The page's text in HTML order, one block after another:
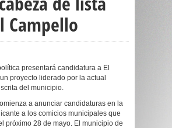
Campello
presentará candidatura a El
proyecto liderado por la actual
del municipio.
a anunciar candidaturas en la
a los comicios municipales que
próximo 28 de mayo. El municipio de